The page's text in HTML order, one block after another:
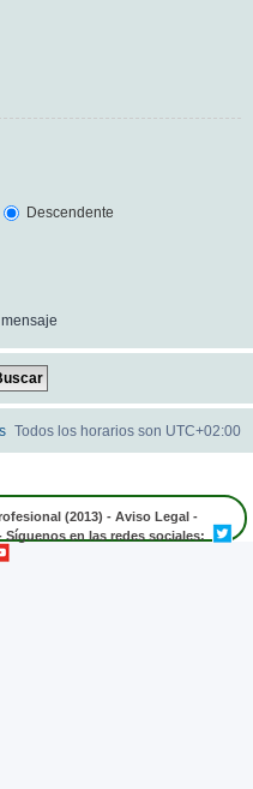
Descendente
Todos los horarios son UTC+02:00
(2013) - Aviso Legal -
Síguenos en las redes sociales: